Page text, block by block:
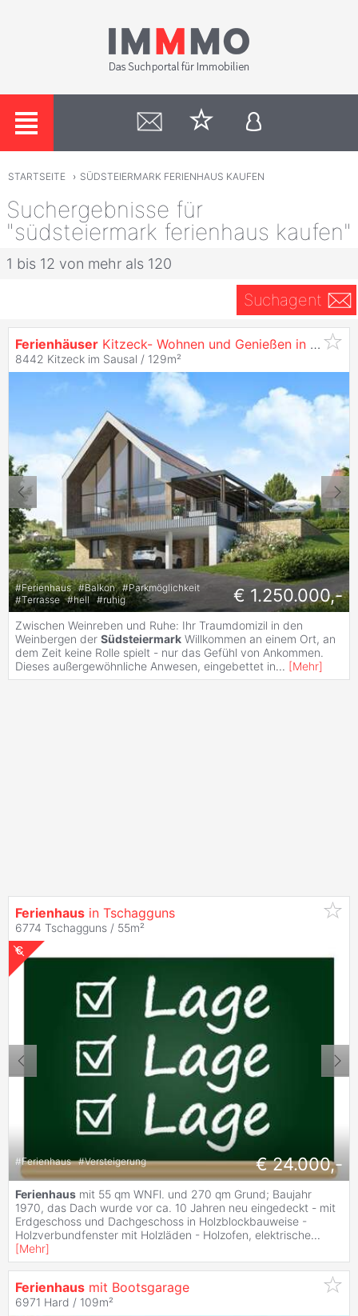
STARTSEITE › SÜDSTEIERMARK FERIENHAUS KAUFEN
Suchergebnisse für
"südsteiermark ferienhaus kaufen"
1 bis 12 von mehr als 120
Suchagent
Ferienhäuser Kitzeck- Wohnen und Genießen in den Weinbergen der
8442 Kitzeck im Sausal / 129m²
#Ferienhaus #Balkon #Parkmöglichkeit
#Terrasse #hell #ruhig € 1.250.000,-
Zwischen Weinreben und Ruhe: Ihr Traumdomizil in den
Weinbergen der Südsteiermark Willkommen an einem Ort, an
dem Zeit keine Rolle spielt - nur das Gefühl von Ankommen.
Dieses außergewöhnliche Anwesen, eingebettet in... [Mehr]
Ferienhaus in Tschagguns
6774 Tschagguns / 55m²
#Ferienhaus #Versteigerung € 24.000,-
Ferienhaus mit 55 qm WNFl. und 270 qm Grund; Baujahr
1970, das Dach wurde vor ca. 10 Jahren neu eingedeckt - mit
Erdgeschoss und Dachgeschoss in Holzblockbauweise -
Holzverbundfenster mit Holzläden - Holzofen, elektrische...
[Mehr]
Ferienhaus mit Bootsgarage
6971 Hard / 109m²